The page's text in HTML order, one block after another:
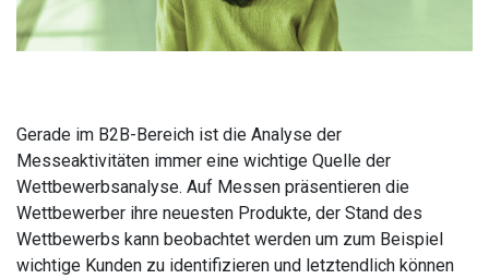
Gerade im B2B-Bereich ist die Analyse der
Messeaktivitäten immer eine wichtige Quelle der
Wettbewerbsanalyse. Auf Messen präsentieren die
Wettbewerber ihre neuesten Produkte, der Stand des
Wettbewerbs kann beobachtet werden um zum Beispiel
wichtige Kunden zu identifizieren und letztendlich können